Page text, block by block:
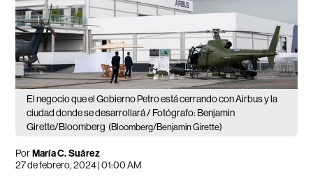
El negocio que el Gobierno Petro está cerrando con Airbus y la
ciudad donde se desarrollará / Fotógrafo: Benjamin
Girette/Bloomberg (Bloomberg/Benjamin Girette)
PorMaría C. Suárez
27 de febrero, 2024 | 01:00 AM